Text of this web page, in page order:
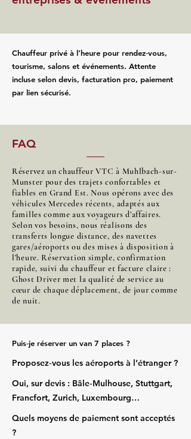
Chauffeur privé à l’heure pour rendez‑vous,
tourisme, salons et événements. Attente
incluse selon devis, facturation pro, paiement
par lien sécurisé.
FAQ
Réservez un chauffeur VTC à Muhlbach-sur-
Munster pour des trajets confortables et
fiables en Grand Est. Nous opérons avec des
véhicules Mercedes récents, adaptés aux
familles comme aux voyageurs d’affaires.
Selon vos besoins, nous réalisons des
transferts longue distance, des navettes
gares/aéroports ou des mises à disposition à
l’heure. Réservation simple, confirmation
rapide, suivi du chauffeur et facture claire :
Ghost Driver met la qualité de service au
cœur de chaque déplacement, de jour comme
de nuit.
Puis‑je réserver un van 7 places ?
Proposez‑vous les aéroports à l’étranger ?
Oui, sur devis : Bâle‑Mulhouse, Stuttgart,
Francfort, Zurich, Luxembourg…
Quels moyens de paiement sont acceptés
?